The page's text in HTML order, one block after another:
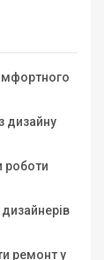
дизайну
роботи
ремонт у